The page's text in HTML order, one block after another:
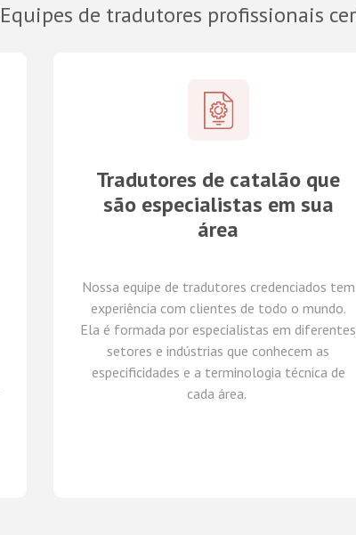
Equipes de tradutores profissionais
Tradutores de catalão que
são especialistas em sua
área
Nossa equipe de tradutores credenciados tem
experiência com clientes de todo o mundo.
Ela é formada por especialistas em diferentes
setores e indústrias que conhecem as
especificidades e a terminologia técnica de
cada área.